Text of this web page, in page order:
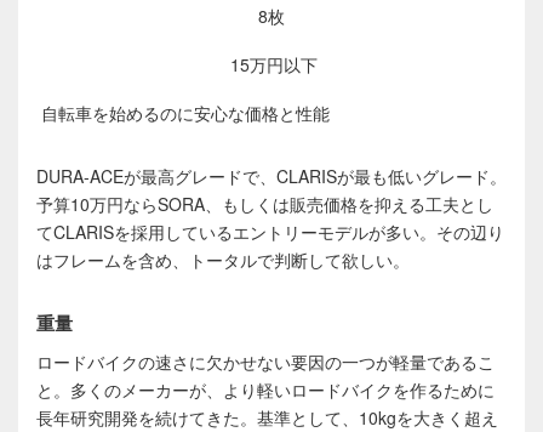
8枚
15万円以下
自転車を始めるのに安心な価格と性能
DURA-ACEが最高グレードで、CLARISが最も低いグレード。
予算10万円ならSORA、もしくは販売価格を抑える工夫とし
てCLARISを採用しているエントリーモデルが多い。その辺り
はフレームを含め、トータルで判断して欲しい。
重量
ロードバイクの速さに欠かせない要因の一つが軽量であるこ
と。多くのメーカーが、より軽いロードバイクを作るために
長年研究開発を続けてきた。基準として、10kgを大きく超え